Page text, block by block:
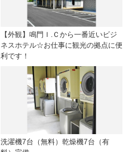
【外観】鳴門Ｉ.Ｃから一番近いビジ
ネスホテル☆お仕事に観光の拠点に便
利です！
洗濯機7台（無料）乾燥機7台（有